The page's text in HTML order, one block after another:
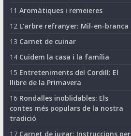
11 Aromàtiques i remeieres
12 L'arbre refranyer: Mil-en-branca
13 Carnet de cuinar
14 Cuidem la casa i la família
15 Entreteniments del Cordill: El
llibre de la Primavera
16 Rondalles inoblidables: Els
contes més populars de la nostra
tradició
17 Carnet de jugar: Instruccions per